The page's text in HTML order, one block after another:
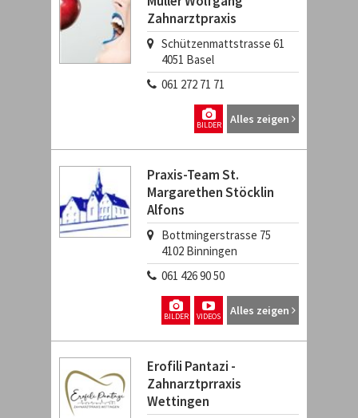
Zahnarztpraxis
Schützenmattstrasse 61
4051 Basel
061 272 71 71
Alles zeigen
BILDER
Praxis-Team St.
Margarethen Stöcklin
Alfons
Bottmingerstrasse 75
4102 Binningen
061 426 90 50
Alles zeigen
VIDEOS
BILDER
Erofili Pantazi -
Zahnarztprraxis
Wettingen